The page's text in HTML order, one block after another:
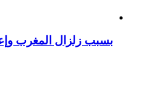
بسبب زلزال المغرب